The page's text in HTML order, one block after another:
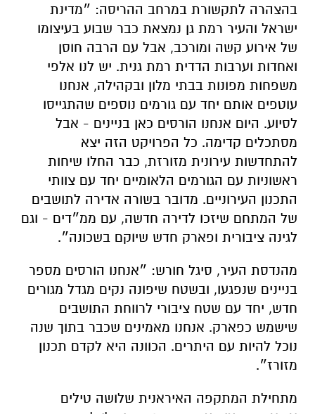
בהצהרה לתקשורת במרחב ההריסה: ״מדינת
ישראל והעיר רמת גן נמצאת כבר שבוע בעיצומו
של אירוע קשה ומורכב, אבל עם הרבה חוסן
ואחדות וערבות הדדית רמת גנית. יש לנו אלפי
משפחות מפונות בבתי מלון ובקהילה, אנחנו
עוטפים אותם יחד עם גורמים נוספים שהתגייסו
לסיוע. היום אנחנו הורסים כאן בניינים - אבל
מסתכלים קדימה. כל הפרויקט הזה יצא
להתחדשות עירונית מזורזת, כבר החלו שיחות
ראשוניות עם הגורמים הלאומיים יחד עם צוותי
התכנון העירוניים. מדובר בשורה אדירה לתושבים
של המתחם שיזכו לדירה חדשה, עם ממ״דים - וגם
לגינה ציבורית ופארק חדש שיוקם בשכונה״.
מהנדסת העיר, סיגל חורש: ״אנחנו הורסים מספר
בניינים שנפגעו, ובשטח שיפונה נקים מגדל מגורים
חדש, יחד עם שטח ציבורי לרווחת התושבים
שישמש כפארק. אנחנו מאמינים שכבר בתוך שנה
נוכל להיות עם היתרים. הכוונה היא לקדם תכנון
מזורז״.
מתחילת המתקפה האיראנית שלושה טילים